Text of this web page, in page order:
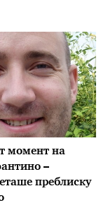
момент на
–
преблиску